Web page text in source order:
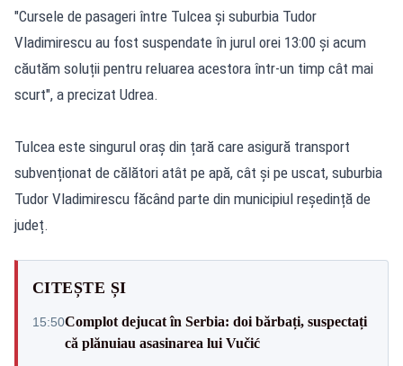
"Cursele de pasageri între Tulcea și suburbia Tudor
Vladimirescu au fost suspendate în jurul orei 13:00 și acum
căutăm soluții pentru reluarea acestora într-un timp cât mai
scurt", a precizat Udrea.
Tulcea este singurul oraș din țară care asigură transport
subvenționat de călători atât pe apă, cât și pe uscat, suburbia
Tudor Vladimirescu făcând parte din municipiul reședință de
județ.
CITEȘTE ȘI
15:50Complot dejucat în Serbia: doi bărbați, suspectați
că plănuiau asasinarea lui Vučić